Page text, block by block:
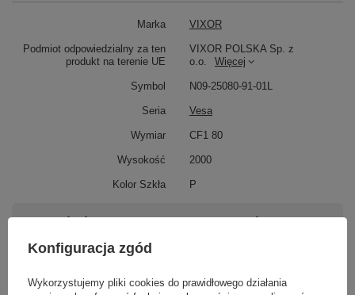
Marka VIXOR
Podmiot odpowiedzialny za ten
produkt na terenie UE
VIXOR POLSKA Sp. z
o.o.
Więcej
Symbol N09-25080-91-01L
Seria Vesa
Wymiar CF1 80
Wysokość 2000
Kolor Szkła P
Potrzebujesz pomocy? Masz pytania?
Zadaj pytanie a my odpowiemy niezwłocznie,
najciekawsze pytania i odpowiedzi publikując
Konfiguracja zgód
Wykorzystujemy pliki cookies do prawidłowego działania